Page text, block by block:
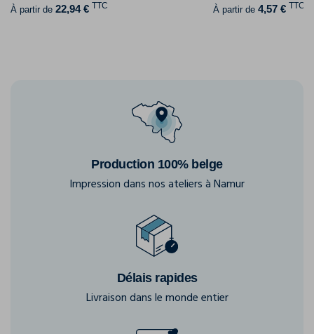
À partir de 22,94 € TTC À partir de 4,57 € TTC
Production 100% belge
Impression dans nos ateliers à Namur
Délais rapides
Livraison dans le monde entier